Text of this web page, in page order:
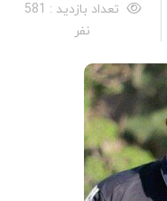
تعداد بازدید : 581
نفر